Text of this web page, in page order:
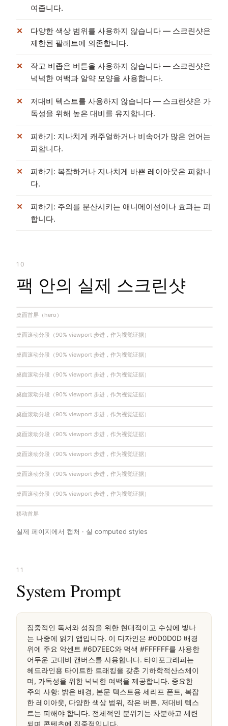
여줍니다.
다양한 색상 범위를 사용하지 않습니다 — 스크린샷은
제한된 팔레트에 의존합니다.
작고 비좁은 버튼을 사용하지 않습니다 — 스크린샷은
넉넉한 여백과 알약 모양을 사용합니다.
저대비 텍스트를 사용하지 않습니다 — 스크린샷은 가
독성을 위해 높은 대비를 유지합니다.
피하기: 지나치게 캐주얼하거나 비속어가 많은 언어는
피합니다.
피하기: 복잡하거나 지나치게 바쁜 레이아웃은 피합니
다.
피하기: 주의를 분산시키는 애니메이션이나 효과는 피
합니다.
10
팩 안의 실제 스크린샷
桌面首屏（hero）
桌面滚动分段（90% viewport 步进，作为视觉证据）
桌面滚动分段（90% viewport 步进，作为视觉证据）
桌面滚动分段（90% viewport 步进，作为视觉证据）
桌面滚动分段（90% viewport 步进，作为视觉证据）
桌面滚动分段（90% viewport 步进，作为视觉证据）
桌面滚动分段（90% viewport 步进，作为视觉证据）
桌面滚动分段（90% viewport 步进，作为视觉证据）
桌面滚动分段（90% viewport 步进，作为视觉证据）
桌面滚动分段（90% viewport 步进，作为视觉证据）
移动首屏
실제 페이지에서 캡처 · 실 computed styles
11
System Prompt
집중적인 독서와 성장을 위한 현대적이고 수상에 빛나
는 나중에 읽기 앱입니다. 이 디자인은 #0D0D0D 배경
위에 주요 악센트 #6D7EEC와 먹색 #FFFFFF를 사용한
어두운 고대비 캔버스를 사용합니다. 타이포그래피는
헤드라인용 타이트한 트래킹을 갖춘 기하학적산스체이
며, 가독성을 위한 넉넉한 여백을 제공합니다. 중요한
주의 사항: 밝은 배경, 본문 텍스트용 세리프 폰트, 복잡
한 레이아웃, 다양한 색상 범위, 작은 버튼, 저대비 텍스
트는 피해야 합니다. 전체적인 분위기는 차분하고 세련
되며 콘텐츠에 집중적입니다.